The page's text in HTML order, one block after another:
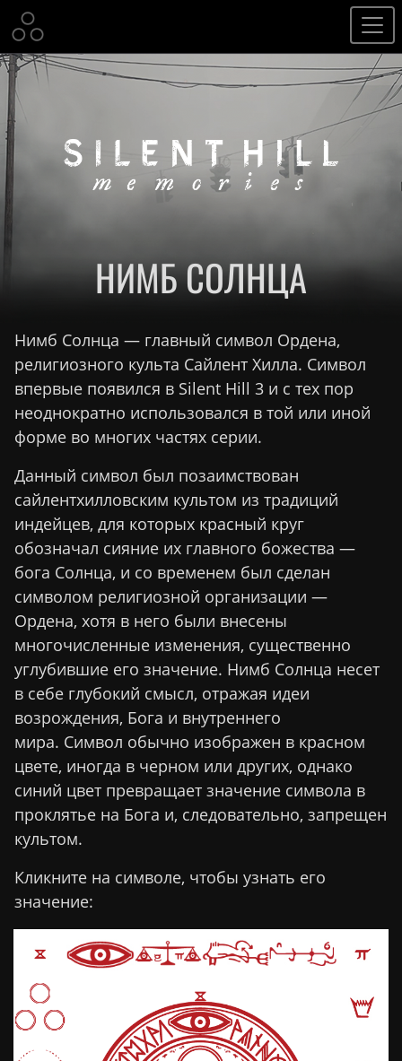
НИМБ СОЛНЦА
Нимб Солнца — главный символ Ордена,
религиозного культа Сайлент Хилла. Символ
впервые появился в Silent Hill 3 и с тех пор
неоднократно использовался в той или иной
форме во многих частях серии.
Данный символ был позаимствован
сайлентхилловским культом из традиций
индейцев, для которых красный круг
обозначал сияние их главного божества —
бога Солнца, и со временем был сделан
символом религиозной организации —
Ордена, хотя в него были внесены
многочисленные изменения, существенно
углубившие его значение. Нимб Солнца несет
в себе глубокий смысл, отражая идеи
возрождения, Бога и внутреннего
мира. Символ обычно изображен в красном
цвете, иногда в черном или других, однако
синий цвет превращает значение символа в
проклятье на Бога и, следовательно, запрещен
культом.
Кликните на символе, чтобы узнать его
значение: